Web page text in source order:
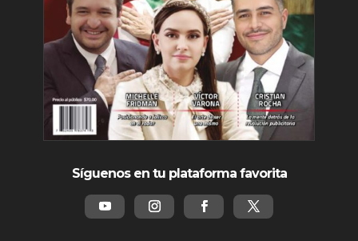
Síguenos en tu plataforma favorita